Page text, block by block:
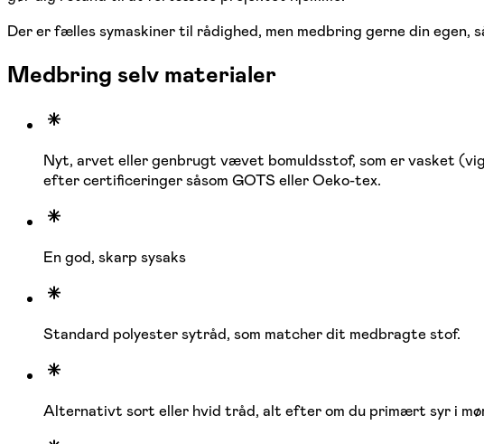
Der er fælles symaskiner til rådighed, men medbring gerne din egen,
Medbring selv materialer
Nyt, arvet eller genbrugt vævet bomuldsstof, som er vasket
efter certificeringer såsom GOTS eller Oeko-tex.
En god, skarp sysaks
Standard polyester sytråd, som matcher dit medbragte stof.
Alternativt sort eller hvid tråd, alt efter om du primært syr i